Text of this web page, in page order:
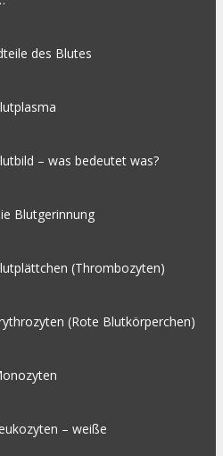
des Blutes
– was bedeutet was?
Blutgerinnung
(Thrombozyten)
(Rote Blutkörperchen)
– weiße